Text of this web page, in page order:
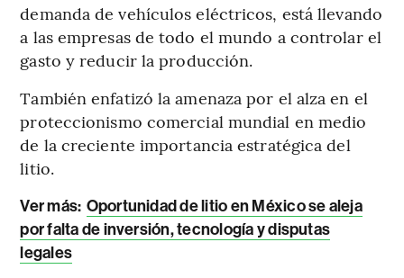
demanda de vehículos eléctricos, está llevando
a las empresas de todo el mundo a controlar el
gasto y reducir la producción.
También enfatizó la amenaza por el alza en el
proteccionismo comercial mundial en medio
de la creciente importancia estratégica del
litio.
Ver más: Oportunidad de litio en México se aleja
por falta de inversión, tecnología y disputas
legales